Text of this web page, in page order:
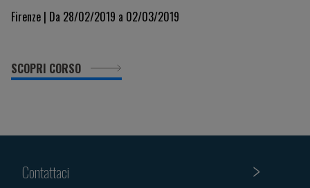
Firenze | Da 28/02/2019 a 02/03/2019
SCOPRI CORSO
Contattaci